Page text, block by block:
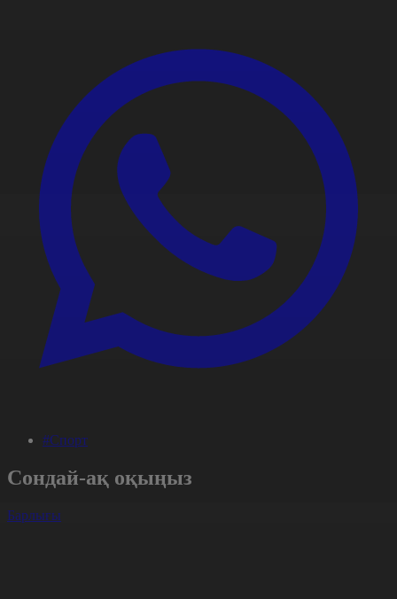
#Спорт
Сондай-ақ оқыңыз
Барлығы